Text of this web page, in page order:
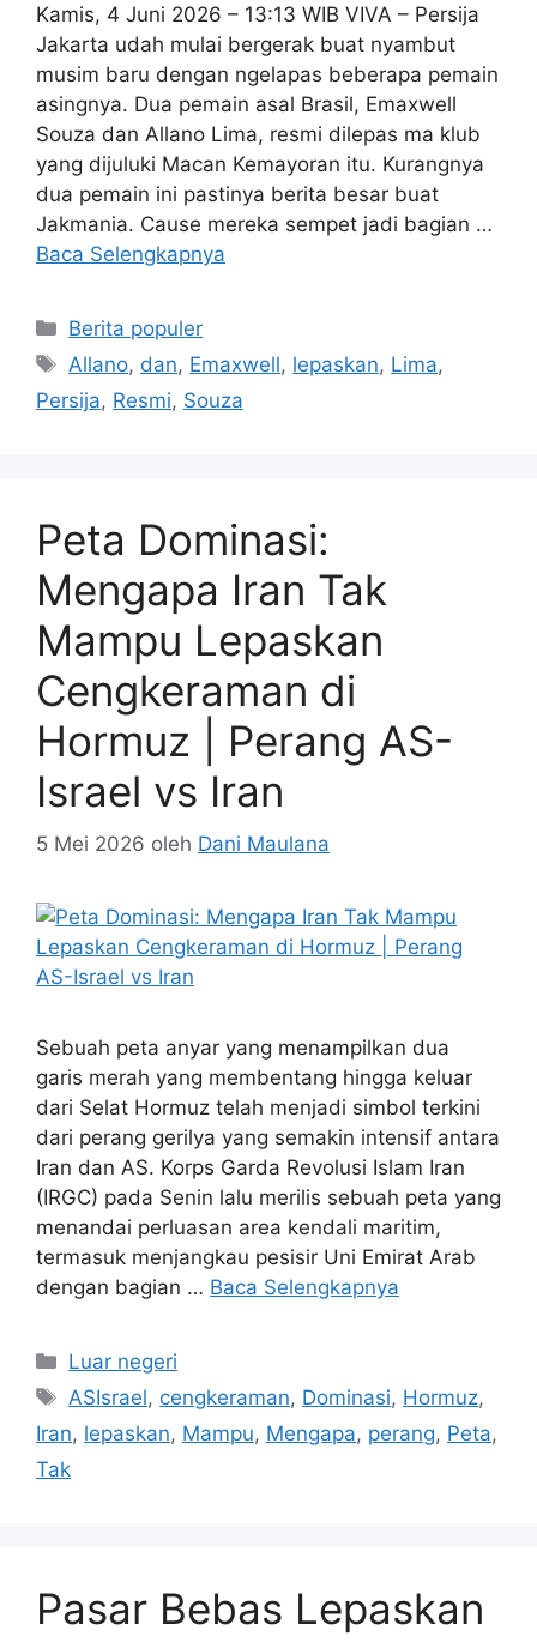
Kamis, 4 Juni 2026 – 13:13 WIB VIVA – Persija
Jakarta udah mulai bergerak buat nyambut
musim baru dengan ngelapas beberapa pemain
asingnya. Dua pemain asal Brasil, Emaxwell
Souza dan Allano Lima, resmi dilepas ma klub
yang dijuluki Macan Kemayoran itu. Kurangnya
dua pemain ini pastinya berita besar buat
Jakmania. Cause mereka sempet jadi bagian …
Baca Selengkapnya
Kategori
Berita populer
Tag
Allano, dan, Emaxwell, lepaskan, Lima,
Persija, Resmi, Souza
Peta Dominasi:
Mengapa Iran Tak
Mampu Lepaskan
Cengkeraman di
Hormuz | Perang AS-
Israel vs Iran
5 Mei 2026 oleh Dani Maulana
Sebuah peta anyar yang menampilkan dua
garis merah yang membentang hingga keluar
dari Selat Hormuz telah menjadi simbol terkini
dari perang gerilya yang semakin intensif antara
Iran dan AS. Korps Garda Revolusi Islam Iran
(IRGC) pada Senin lalu merilis sebuah peta yang
menandai perluasan area kendali maritim,
termasuk menjangkau pesisir Uni Emirat Arab
dengan bagian … Baca Selengkapnya
Kategori
Luar negeri
Tag
ASIsrael, cengkeraman, Dominasi, Hormuz,
Iran, lepaskan, Mampu, Mengapa, perang, Peta,
Tak
Pasar Bebas Lepaskan